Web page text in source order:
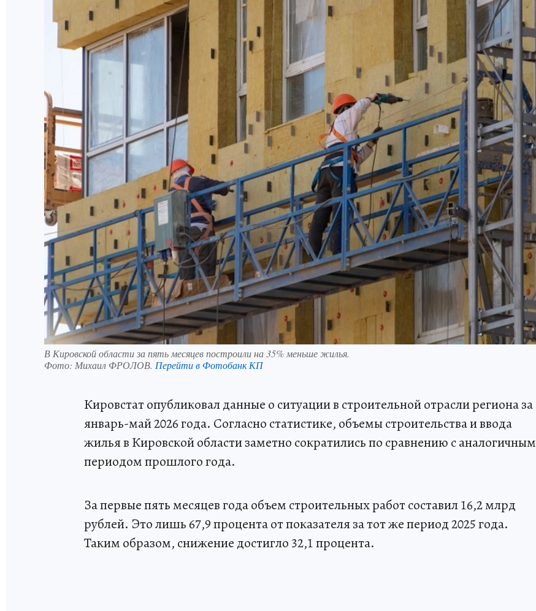
В Кировской области за пять месяцев построили на 35% меньше жилья.
Фото: Михаил ФРОЛОВ. Перейти в Фотобанк КП
Кировстат опубликовал данные о ситуации в строительной отрасли региона за
январь-май 2026 года. Согласно статистике, объемы строительства и ввода
жилья в Кировской области заметно сократились по сравнению с аналогичным
периодом прошлого года.
За первые пять месяцев года объем строительных работ составил 16,2 млрд
рублей. Это лишь 67,9 процента от показателя за тот же период 2025 года.
Таким образом, снижение достигло 32,1 процента.